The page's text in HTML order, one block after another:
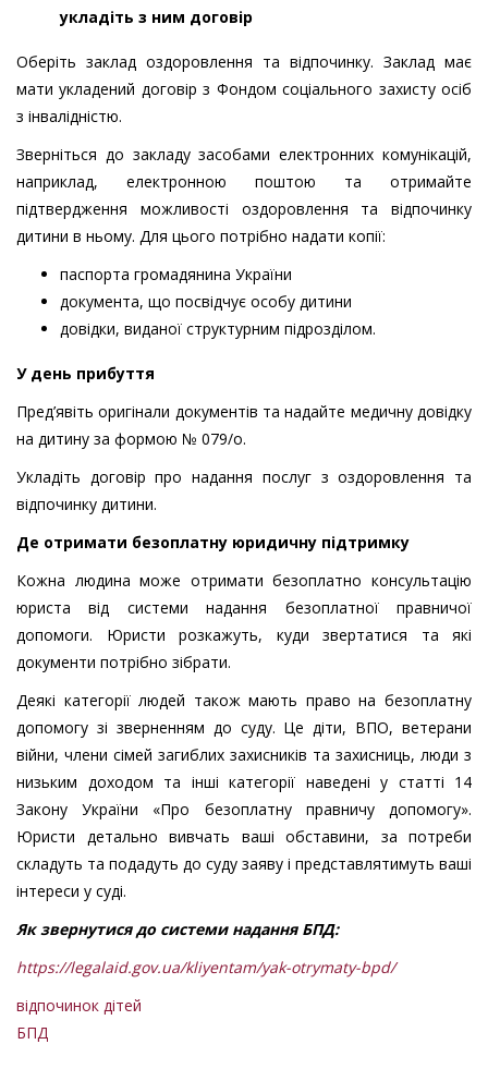
укладіть з ним договір
Оберіть заклад оздоровлення та відпочинку. Заклад має
мати укладений договір з Фондом соціального захисту осіб
з інвалідністю.
Зверніться до закладу засобами електронних комунікацій,
наприклад, електронною поштою та отримайте
підтвердження можливості оздоровлення та відпочинку
дитини в ньому. Для цього потрібно надати копії:
паспорта громадянина України
документа, що посвідчує особу дитини
довідки, виданої структурним підрозділом.
У день прибуття
Пред’явіть оригінали документів та надайте медичну довідку
на дитину за формою № 079/о.
Укладіть договір про надання послуг з оздоровлення та
відпочинку дитини.
Де отримати безоплатну юридичну підтримку
Кожна людина може отримати безоплатно консультацію
юриста від системи надання безоплатної правничої
допомоги. Юристи розкажуть, куди звертатися та які
документи потрібно зібрати.
Деякі категорії людей також мають право на безоплатну
допомогу зі зверненням до суду. Це діти, ВПО, ветерани
війни, члени сімей загиблих захисників та захисниць, люди з
низьким доходом та інші категорії наведені у статті 14
Закону України «Про безоплатну правничу допомогу».
Юристи детально вивчать ваші обставини, за потреби
складуть та подадуть до суду заяву і представлятимуть ваші
інтереси у суді.
Як звернутися до системи надання БПД:
https://legalaid.gov.ua/kliyentam/yak-otrymaty-bpd/
відпочинок дітей
БПД